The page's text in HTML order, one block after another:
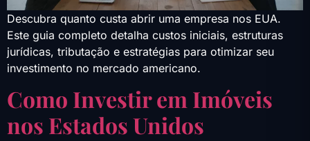
Descubra quanto custa abrir uma empresa nos EUA.
Este guia completo detalha custos iniciais, estruturas
jurídicas, tributação e estratégias para otimizar seu
investimento no mercado americano.
Como Investir em Imóveis
nos Estados Unidos